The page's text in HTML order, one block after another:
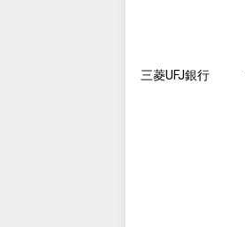
三菱UFJ銀行